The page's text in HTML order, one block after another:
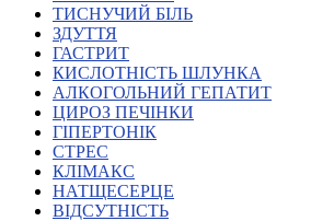
Дитяча сторінка
Новини про жестову мову
Ресурс для вивчення жестових
ЦУЖМ
Проєкт "Жестова мова для
Про шахрайські схеми
ВІКТОРИНА
На допомогу військовим
Медична термінологія
ТИСНУЧИЙ БІЛЬ
ЗДУТТЯ
ГАСТРИТ
КИСЛОТНІСТЬ ШЛУНКА
АЛКОГОЛЬНИЙ ГЕПАТИТ
ЦИРОЗ ПЕЧІНКИ
ГІПЕРТОНІК
СТРЕС
КЛІМАКС
НАТЩЕСЕРЦЕ
ВІДСУТНІСТЬ